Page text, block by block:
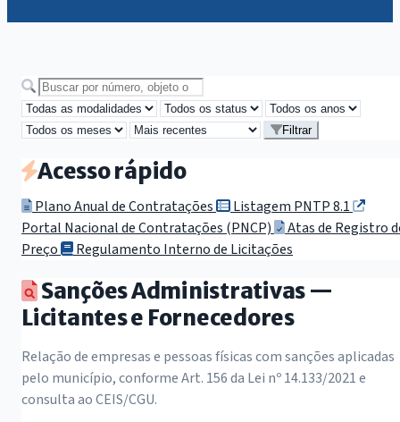
Buscar por número, objeto ou secretaria
Filtrar
Acesso rápido
Plano Anual de Contratações
Listagem PNTP 8.1
Portal Nacional de Contratações (PNCP)
Atas de Registro
Preço
Regulamento Interno de Licitações
Sanções Administrativas —
Licitantes e Fornecedores
Relação de empresas e pessoas físicas com sanções aplicadas
pelo município, conforme Art. 156 da Lei nº 14.133/2021 e
consulta ao CEIS/CGU.